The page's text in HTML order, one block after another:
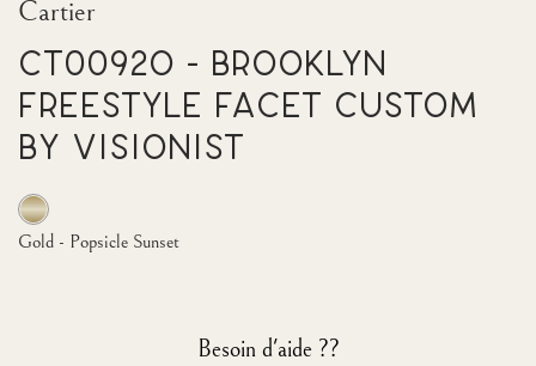
Cartier
CT0092O - Brooklyn
Freestyle Facet Custom
by Visionist
Gold - Popsicle Sunset
Besoin d'aide ??